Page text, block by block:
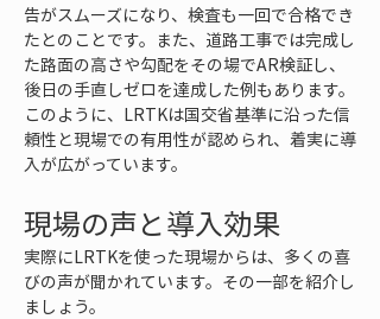
告がスムーズになり、検査も一回で合格でき
たとのことです。また、道路工事では完成し
た路面の高さや勾配をその場でAR検証し、
後日の手直しゼロを達成した例もあります。
このように、LRTKは国交省基準に沿った信
頼性と現場での有用性が認められ、着実に導
入が広がっています。
現場の声と導入効果
実際にLRTKを使った現場からは、多くの喜
びの声が聞かれています。その一部を紹介し
ましょう。